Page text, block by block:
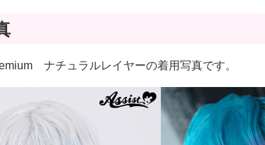
ナチュラルレイヤーの着用写真です。